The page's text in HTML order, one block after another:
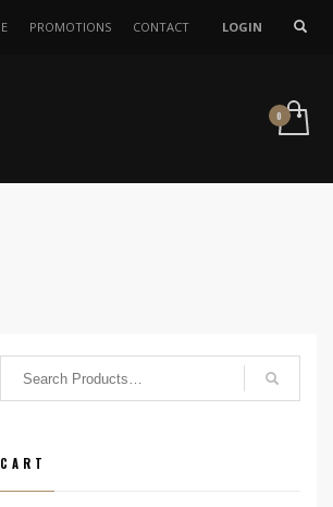
PROMOTIONS CONTACT LOGIN
CART